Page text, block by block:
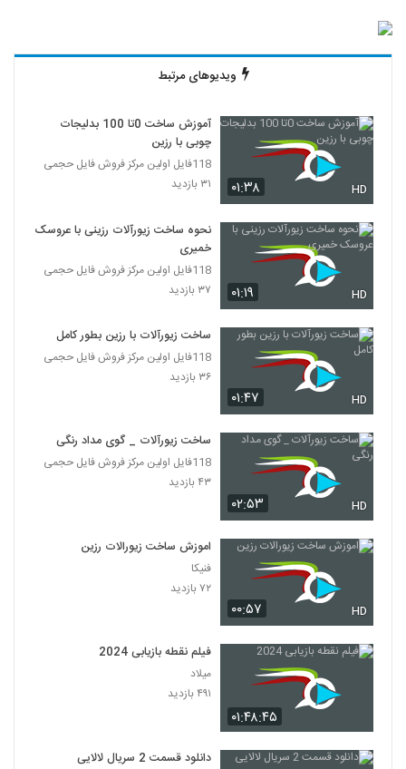
ویدیوهای مرتبط
۰۱:۳۸ HD
آموزش ساخت 0تا 100 بدلیجات
چوبی با رزین
118فایل اولین مرکز فروش فایل حجمی
۳۱ بازدید
۰۱:۱۹ HD
نحوه ساخت زیورآلات رزینی با عروسک
خمیری
118فایل اولین مرکز فروش فایل حجمی
۳۷ بازدید
۰۱:۴۷ HD
ساخت زیورآلات با رزین بطور کامل
118فایل اولین مرکز فروش فایل حجمی
۳۶ بازدید
۰۲:۵۳ HD
ساخت زیورآلات _ گوی مداد رنگی
118فایل اولین مرکز فروش فایل حجمی
۴۳ بازدید
۰۰:۵۷ HD
اموزش ساخت زیورالات رزین
فنیکا
۷۲ بازدید
۰۱:۴۸:۴۵
فیلم نقطه بازیابی 2024
میلاد
۴۹۱ بازدید
دانلود قسمت 2 سریال لالایی